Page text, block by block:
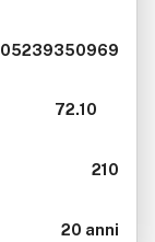
05239350969
72.10
210
20 anni